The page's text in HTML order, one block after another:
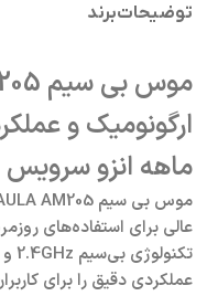
توضیحاتبرند
ماهه انزو سرویس
عالی برای استفاده‌های